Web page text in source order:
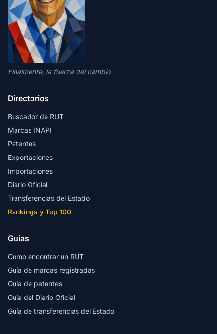
Finalmente, la fuerza del cambio
Directorios
Buscador de RUT
Marcas INAPI
Patentes
Exportaciones
Importaciones
Diario Oficial
Transferencias del Estado
Rankings y Top 100
Guías
Cómo encontrar un RUT
Guía de marcas registradas
Guía de patentes
Guía del Diario Oficial
Guía de transferencias del Estado